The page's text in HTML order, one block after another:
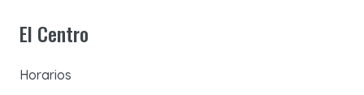
El Centro
Horarios